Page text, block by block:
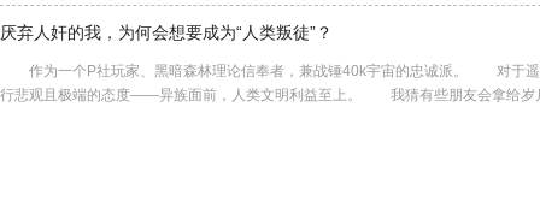
厌弃人奸的我，为何会想要成为“人类叛徒”？
作为一个P社玩家、黑暗森林理论信奉者，兼战锤40k宇宙的忠诚派。 对于遥
行悲观且极端的态度——异族面前，人类文明利益至上。 我猜有些朋友会拿给岁